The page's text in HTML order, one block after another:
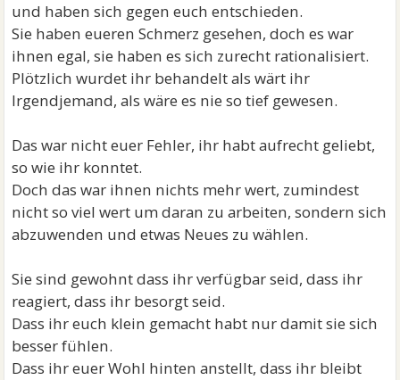
und haben sich gegen euch entschieden.
Sie haben eueren Schmerz gesehen, doch es war
ihnen egal, sie haben es sich zurecht rationalisiert.
Plötzlich wurdet ihr behandelt als wärt ihr
Irgendjemand, als wäre es nie so tief gewesen.
Das war nicht euer Fehler, ihr habt aufrecht geliebt,
so wie ihr konntet.
Doch das war ihnen nichts mehr wert, zumindest
nicht so viel wert um daran zu arbeiten, sondern sich
abzuwenden und etwas Neues zu wählen.
Sie sind gewohnt dass ihr verfügbar seid, dass ihr
reagiert, dass ihr besorgt seid.
Dass ihr euch klein gemacht habt nur damit sie sich
besser fühlen.
Dass ihr euer Wohl hinten anstellt, dass ihr bleibt